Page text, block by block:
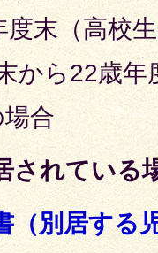
末（高校
から22歳
合
されている
（別居する